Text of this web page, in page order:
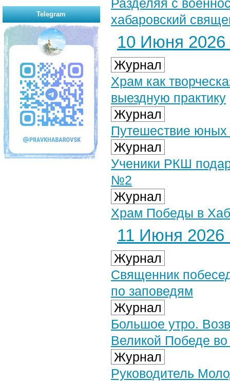
Разделяя с
хабаровский
10 Июня 2026
Журнал
Храм как
выездную практику
Журнал
Путешествие юных
Журнал
Ученики РКШ
№2
Журнал
Храм Победы в
11 Июня 2026
Журнал
Священник
по заповедям
Журнал
Большое утро.
Великой Победе
Журнал
Руководитель
Telegram